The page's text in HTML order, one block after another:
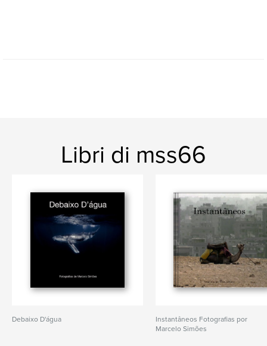
Libri di mss66
Debaixo D'água
Instantâneos Fotografias por
Marcelo Simões